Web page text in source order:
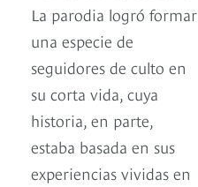
La parodia logró formar
una especie de
seguidores de culto en
su corta vida, cuya
historia, en parte,
estaba basada en sus
experiencias vividas en